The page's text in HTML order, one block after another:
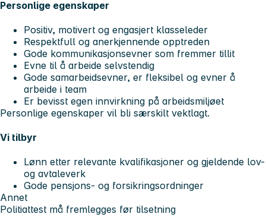
Personlige egenskaper
Positiv, motivert og engasjert klasseleder
Respektfull og anerkjennende opptreden
Gode kommunikasjonsevner som fremmer tillit
Evne til å arbeide selvstendig
Gode samarbeidsevner, er fleksibel og evner å
arbeide i team
Er bevisst egen innvirkning på arbeidsmiljøet
Personlige egenskaper vil bli særskilt vektlagt.
Vi tilbyr
Lønn etter relevante kvalifikasjoner og gjeldende lov-
og avtaleverk
Gode pensjons- og forsikringsordninger
Annet
Politiattest må fremlegges før tilsetning